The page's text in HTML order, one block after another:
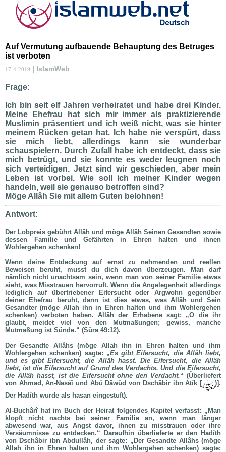
Auf Vermutung aufbauende Behauptung des Betruges
ist verboten
17-4-2019 | IslamWeb
Frage:
Ich bin seit elf Jahren verheiratet und habe drei Kinder.
Meine Ehefrau hat sich mir immer als praktizierende
Muslimin präsentiert und ich weiß nicht, was sie hinter
meinem Rücken getan hat. Ich habe nie verspürt, dass
sie mich liebt, allerdings kann sie wunderbar
schauspielern. Durch Zufall habe ich entdeckt, dass sie
mich betrügt, und sie konnte es weder leugnen noch
sich verteidigen. Jetzt sind wir geschieden, aber mein
Leben ist vorbei. Wie soll ich meiner Kinder wegen
handeln, weil sie genauso betroffen sind?
Möge Allâh Sie mit allem Guten belohnen!
Antwort:
Der Lobpreis gebührt Allâh und möge Allâh Seinen Gesandten sowie
dessen Familie und Gefährten in Ehren halten und ihnen
Wohlergehen schenken!
Wenn deine Entdeckung auf ernst zu nehmenden und reellen
Beweisen beruht, musst du dich davon überzeugen. Man darf
nämlich nicht unachtsam sein, wenn man von seiner Familie etwas
sieht, was Misstrauen hervorruft. Wenn die Angelegenheit allerdings
lediglich auf übertriebener Eifersucht oder Argwohn gegenüber
deiner Ehefrau beruht, dann ist dies etwas, was Allâh und Sein
Gesandter (möge Allah ihn in Ehren halten und ihm Wohlergehen
schenken) verboten haben. Allâh der Erhabene sagt: „O die ihr
glaubt, meidet viel von den Mutmaßungen; gewiss, manche
Mutmaßung ist Sünde.“ (Sûra 49:12).
Der Gesandte Allâhs (möge Allah ihn in Ehren halten und ihm
Wohlergehen schenken) sagte: „Es gibt Eifersucht, die Allâh liebt,
und es gibt Eifersucht, die Allâh hasst. Die Eifersucht, die Allâh
liebt, ist die Eifersucht auf Grund des Verdachts. Und die Eifersucht,
die Allâh hasst, ist die Eifersucht ohne den Verdacht.“ (Überliefert
von Ahmad, An-Nasâî und Abû Dâwûd von Dschâbir ibn Atîk [
)].
Der Hadîth wurde als hasan eingestuft).
Al-Buchârî hat im Buch der Heirat folgendes Kapitel verfasst: „Man
klopft nicht nachts bei seiner Familie an, wenn man länger
abwesend war, aus Angst davor, ihnen zu misstrauen oder ihre
Versäumnisse zu entdecken.“ Daraufhin überlieferte er den Hadîth
von Dschâbir ibn Abdullâh, der sagte: „Der Gesandte Allâhs (möge
Allah ihn in Ehren halten und ihm Wohlergehen schenken) sagte: